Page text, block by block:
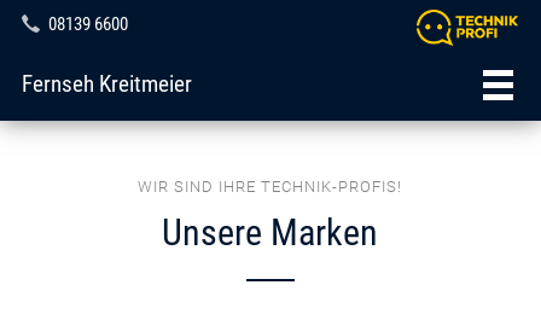
08139 6600
Fernseh Kreitmeier
WIR SIND IHRE TECHNIK-PROFIS!
Unsere Marken